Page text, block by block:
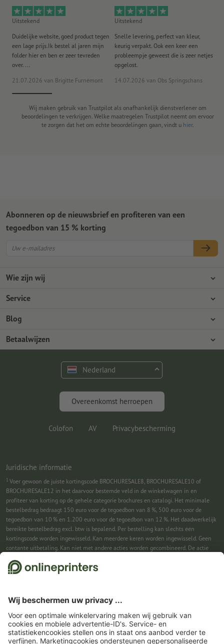
Uitstekend
Duidelijke website, goed product tegen
een lage prijs.Ik bestel al jaren mijn
folder hier en ben er zeer tevreden
over. ...
21.07.2026 van Brigitte Furnèmont
Uitstekend
Snelle levering, perfect van kleur,
keurig verpakt. Ook een keer een
probleempje geweest die is zeer netjes
opgelost.
14.07.2026 van Obs Springschans
Wij maken gebruik van Trustpilot als onafhankelijk dienstverlener om
beoordelingen te verkrijgen. Welke maatregelen Trustpilot neemt om ervoor
te zorgen dat het om echte beoordelingen gaan, vindt u hier.
Wie zijn wij
Ondernemingen
Milieubescherming
Service
Betaalwijzen
Verzending
Premium programma
Blog
Photoshop-tutorials
Gratis lettertypes en fonts
Marketing en insights
Betaalwijzen
Abonneren op de nieuwsbrief en profiteren van een
tegoedbon van 15 % korting
Nederland
Overeenkomst herroepen
Colofon AV Privacybescherming
Juridische informatie
1 Voer gewoon de juiste kortingscode BROCHURESALE8, BROCHURESALE10 of
BROCHURESALE12 in het daarvoor bestemde veld in de winkelwagen in en
profiteer van korting op de gehele categorie brochures en catalogi. Het minimale
bestelbedrag bedraagt 150 euro voor de tegoedbon van 8 %, 500 euro voor de
tegoedbon van 10 % en 1.200 euro voor de tegoedbon van 12 %. Het daadwerkelijk
bereikte bestelbedrag excl. btw is bepalend. Per bestelling kan slechts één
kortingscode worden ingewisseld. Kan meerdere keren worden ingewisseld. Geen
contante uitbetaling. Kan niet met andere acties worden gecombineerd. De actie
2Je ontvangst eerst een e-mail waarin je de aanmelding voor de nieuwsbrief
ingewisseld. Geen minimumbestelwaarde. Maximale hoogte van de korting: € 150
van de bestelwaarde (netto). Geen contante uitbetaling. Kan niet worden
gecombineerd met andere acties of kortingscodes.De tegoedbon is na ontvangst
zes weken geldig.